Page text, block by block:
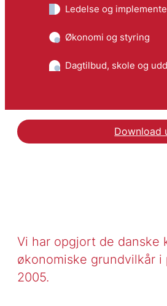
Ledelse og
Økonomi og styring
Dagtilbud, skole og
Download
Vi har opgjort de danske
økonomiske grundvilkår i
2005.